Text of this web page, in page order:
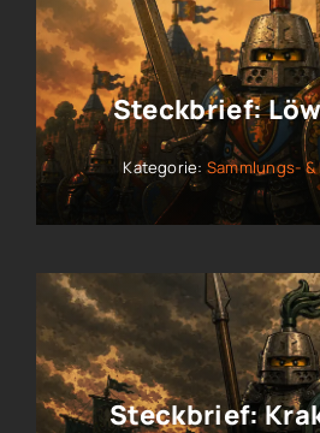
Steckbrief:
Kategorie: Sammlungs-
Steckbrief: